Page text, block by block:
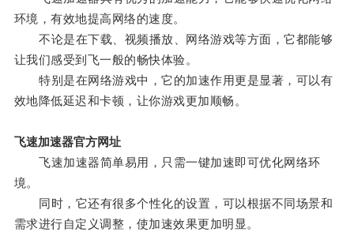
环境，有效地提高网络的速度。
不论是在下载、视频播放、网络游戏等方面，它都能够
让我们感受到飞一般的畅快体验。
特别是在网络游戏中，它的加速作用更是显著，可以有
效地降低延迟和卡顿，让你游戏更加顺畅。
飞速加速器官方网址
飞速加速器简单易用，只需一键加速即可优化网络环
境。
同时，它还有很多个性化的设置，可以根据不同场景和
需求进行自定义调整，使加速效果更加明显。